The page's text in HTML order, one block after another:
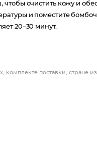
очистить кожу и
и поместите
20–30 минут.
поставки, стране